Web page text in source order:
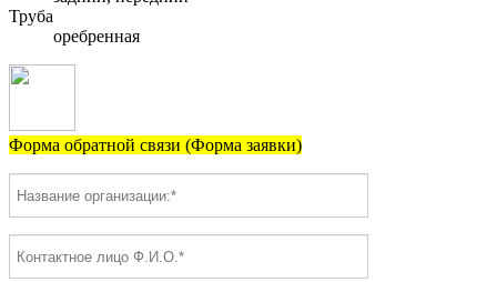
Труба
оребренная
Форма обратной связи (Форма заявки)